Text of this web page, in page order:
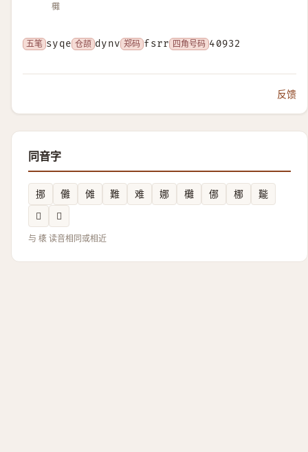
㰙
五笔 syqe 仓颉 dynv 郑码 fsrr 四角号码 40932
反馈
同音字
挪 儺 傩 難 难 娜 㰙 㑚 梛
㔮
𨁌
𡿊
与 橠 读音相同或相近